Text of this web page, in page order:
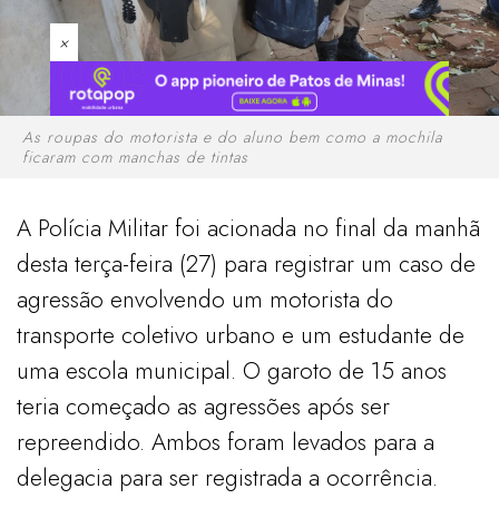
×
As roupas do motorista e do aluno bem como a mochila
ficaram com manchas de tintas
A Polícia Militar foi acionada no final da manhã
desta terça-feira (27) para registrar um caso de
agressão envolvendo um motorista do
transporte coletivo urbano e um estudante de
uma escola municipal. O garoto de 15 anos
teria começado as agressões após ser
repreendido. Ambos foram levados para a
delegacia para ser registrada a ocorrência.